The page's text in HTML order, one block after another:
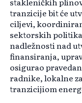
tranzicije bit će
ciljevi,
sektorskih
nadležnosti nad
finansiranja,
osigurao
radnike, lokalne
tranzicijiom